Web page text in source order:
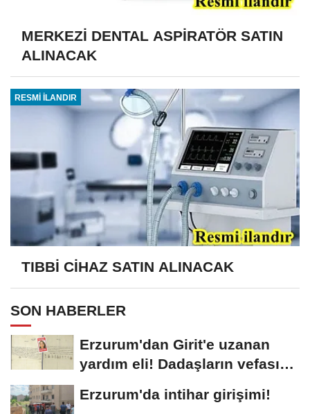
MERKEZİ DENTAL ASPİRATÖR SATIN
ALINACAK
RESMİ İLANDIR
TIBBİ CİHAZ SATIN ALINACAK
SON HABERLER
Erzurum'dan Girit'e uzanan
yardım eli! Dadaşların vefası
Erzurum'da intihar girişimi!